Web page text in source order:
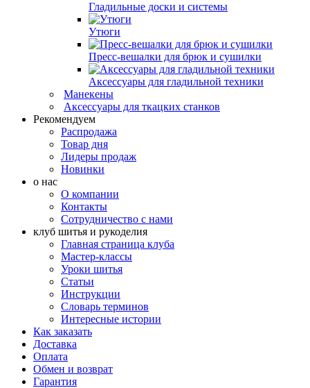
Гладильные доски и системы
Утюги
Пресс-вешалки для брюк и сушилки
Аксессуары для гладильной техники
Манекены
Аксессуары для ткацких станков
Рекомендуем
Распродажа
Товар дня
Лидеры продаж
Новинки
о нас
О компании
Контакты
Сотрудничество с нами
клуб шитья и рукоделия
Главная страница клуба
Мастер-классы
Уроки шитья
Статьи
Инструкции
Словарь терминов
Интересные истории
Как заказать
Доставка
Оплата
Обмен и возврат
Гарантия